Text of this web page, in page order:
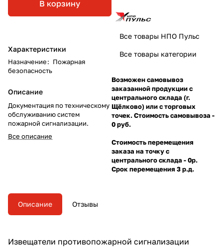
В корзину
Характеристики
Назначение: Пожарная
безопасность
Описание
Документация по техническому
обслуживанию систем
пожарной сигнализации.
Все описание
Все товары НПО Пульс
Все товары категории
Возможен самовывоз
заказанной продукции с
центрального склада (г.
Щёлково) или с торговых
точек. Стоимость самовывоза -
0 руб.
Стоимость перемещения
заказа на точку с
центрального склада - 0р.
Срок перемещения 3 р.д.
Описание Отзывы
Извещатели противопожарной сигнализации